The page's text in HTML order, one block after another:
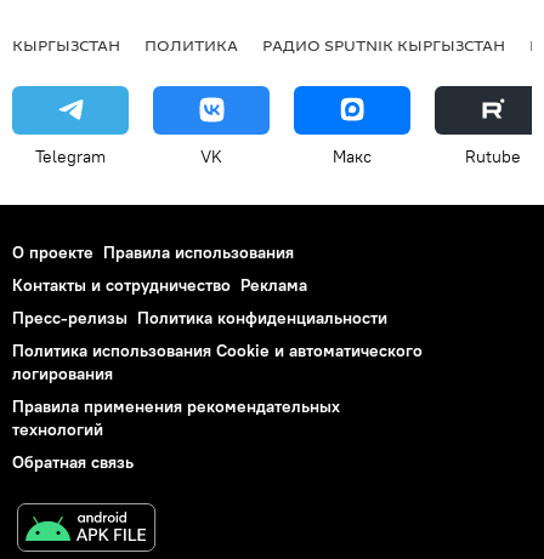
КЫРГЫЗСТАН ПОЛИТИКА РАДИО SPUTNIK КЫРГЫЗСТАН
Telegram VK Макс Rutube
О проекте Правила использования
Контакты и сотрудничество Реклама
Пресс-релизы Политика конфиденциальности
Политика использования Cookie и автоматического
логирования
Правила применения рекомендательных
технологий
Обратная связь